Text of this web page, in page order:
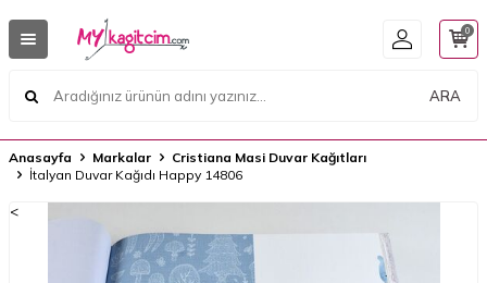
ARA
0
Anasayfa Markalar
Cristiana Masi Duvar Kağıtları
İtalyan Duvar Kağıdı Happy 14806
<